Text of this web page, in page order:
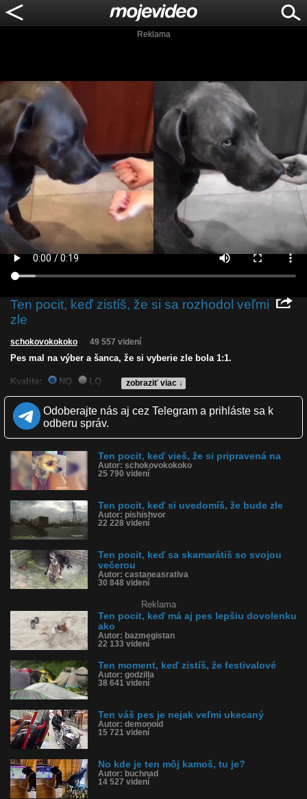
Reklama
Ten pocit, keď zistíš, že si sa rozhodol veľmi
zle
zobraziť viac ↓
schokovokokoko 49 557 videní
Pes mal na výber a šanca, že si vyberie zle bola 1:1.
Kvalita: NQ
LQ
Páči sa: 98% (115 hlasov)
Obľúbené: 53
Komentárov: 18
Dľžka: 0:18
Tagy: pesa, pes, výber, fail, oči, šťastie, jedlo
História sledovanosti videa:
Odoberajte nás aj cez Telegram a prihláste sa k
odberu správ.
Ten pocit, keď vieš, že si pripravená na
Autor: schokovokokoko
25 790 videní
Ten pocit, keď si uvedomíš, že bude zle
Autor: pishishvor
22 228 videní
Ten pocit, keď sa skamarátiš so svojou
večerou
Autor: castaneasrativa
30 848 videní
Reklama
Ten pocit, keď má aj pes lepšiu dovolenku
ako
Autor: bazmegistan
22 133 videní
Ten moment, keď zistíš, že festivalové
Autor: godzilla
38 641 videní
Ten váš pes je nejak veľmi ukecaný
Autor: demonoid
15 721 videní
No kde je ten môj kamoš, tu je?
Autor: buchnad
14 527 videní